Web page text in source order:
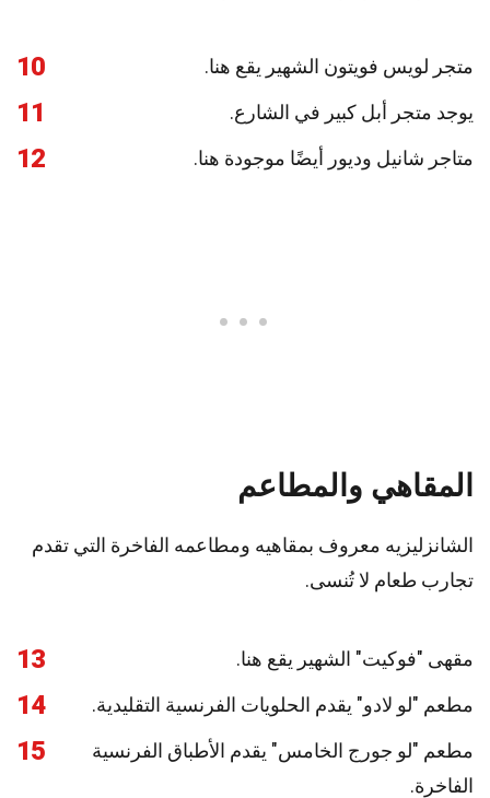
10 متجر لويس فويتون الشهير يقع هنا.
11 يوجد متجر أبل كبير في الشارع.
12 متاجر شانيل وديور أيضًا موجودة هنا.
المقاهي والمطاعم
الشانزليزيه معروف بمقاهيه ومطاعمه الفاخرة التي تقدم
تجارب طعام لا تُنسى.
13 مقهى "فوكيت" الشهير يقع هنا.
14 مطعم "لو لادو" يقدم الحلويات الفرنسية التقليدية.
15
مطعم "لو جورج الخامس" يقدم الأطباق الفرنسية
الفاخرة.